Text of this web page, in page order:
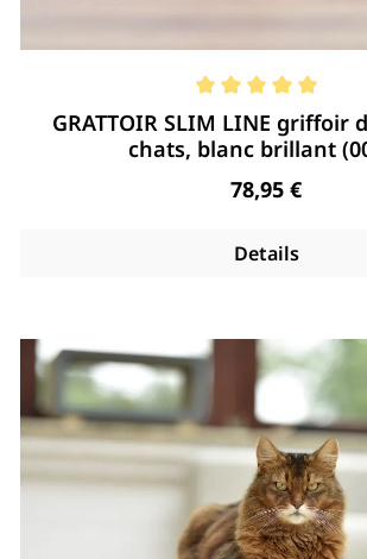
Note moyenne de 5 de 5 étoiles
GRATTOIR SLIM LINE griffoir
chats, blanc brillant
Regulärer
78,95 €
Details